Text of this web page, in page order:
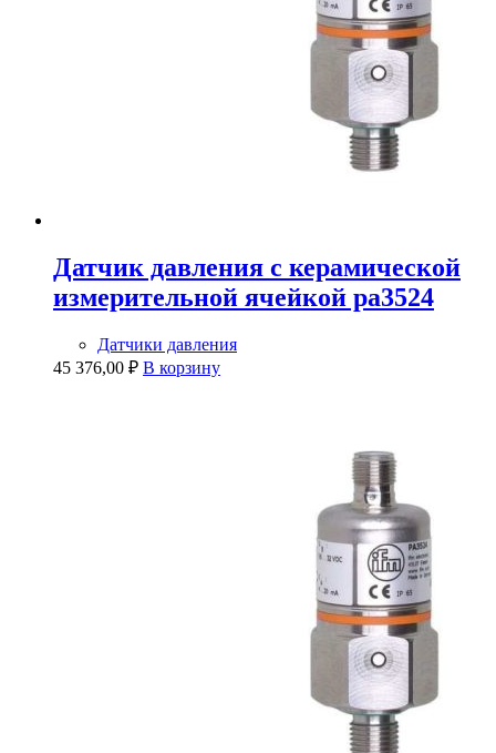
Датчик давления с керамической
измерительной ячейкой pa3524
Датчики давления
45 376,00 ₽ В корзину